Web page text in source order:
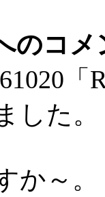
のコメ
した。
か～。